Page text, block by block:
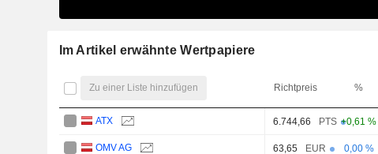
Im Artikel erwähnte Wertpapiere
Zu einer Liste hinzufügen Richtpreis %
ATX 6.744,66 PTS +0,61 %
OMV AG 63,65 EUR 0,00 %